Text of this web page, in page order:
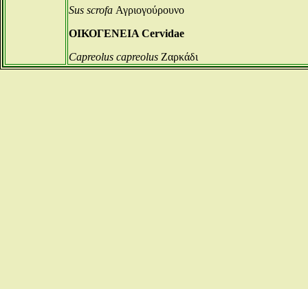
Sus scrofa Αγριογούρουνο
ΟΙΚΟΓΕΝΕΙΑ Cervidae
Capreolus capreolus Ζαρκάδι